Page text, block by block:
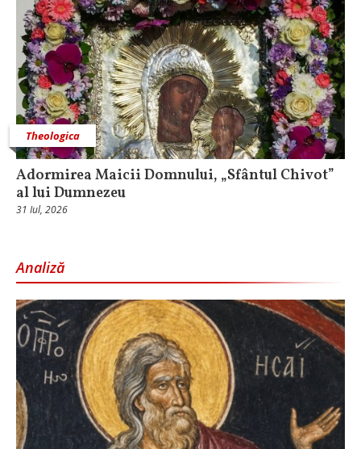
Theologica
Adormirea Maicii Domnului, „Sfântul Chivot”
al lui Dumnezeu
31 Iul, 2026
Analiză